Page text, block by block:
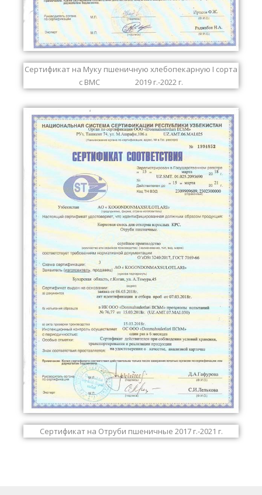
Сертификат на Муку пшеничную хлебопекарную I сорта
с ВМС 2019 г.-2022 г.
Сертификат на Отруби пшеничные 2017 г.-2021 г.